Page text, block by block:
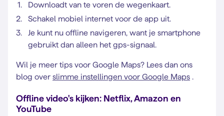
Downloadt van te voren de wegenkaart.
Schakel mobiel internet voor de app uit.
Je kunt nu offline navigeren, want je smartphone
gebruikt dan alleen het gps-signaal.
Wil je meer tips voor Google Maps? Lees dan ons
blog over slimme instellingen voor Google Maps .
Offline video's kijken: Netflix, Amazon en
YouTube